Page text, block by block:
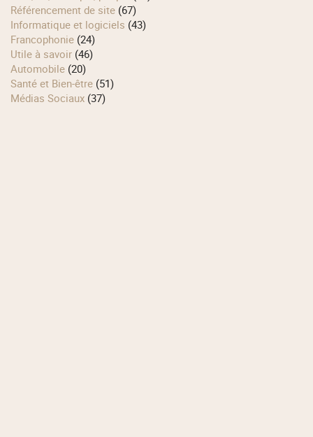
Référencement de site (67)
Informatique et logiciels (43)
Francophonie (24)
Utile à savoir (46)
Automobile (20)
Santé et Bien-être (51)
Médias Sociaux (37)